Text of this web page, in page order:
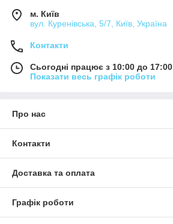
м. Київ
вул. Куренівська, 5/7, Київ, Україна
Контакти
Сьогодні працює з 10:00 до 17:00
Показати весь графік роботи
Про нас
Контакти
Доставка та оплата
Графік роботи